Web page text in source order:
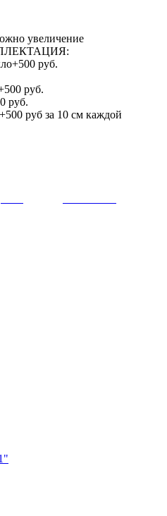
увеличение
руб.
руб.
руб.
руб за 10 см каждой